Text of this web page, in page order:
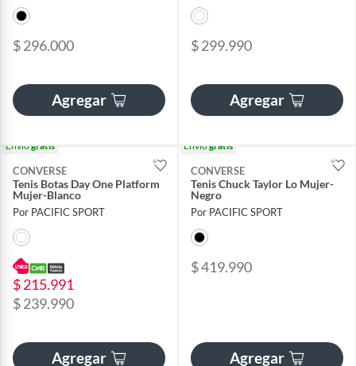
$ 296.000
Agregar
$ 299.990
Agregar
Envíogratis
CONVERSE
Tenis Botas Day One Platform
Mujer-Blanco
Por PACIFIC SPORT
$ 215.991
$ 239.990
Agregar
Envíogratis
CONVERSE
Tenis Chuck Taylor Lo Mujer-
Negro
Por PACIFIC SPORT
$ 419.990
Agregar